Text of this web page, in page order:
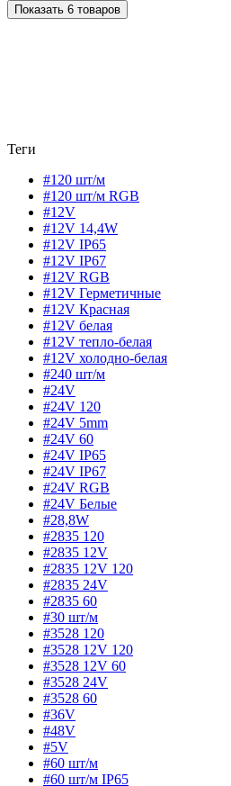
Показать 6 товаров
Теги
#120 шт/м
#120 шт/м RGB
#12V
#12V 14,4W
#12V IP65
#12V IP67
#12V RGB
#12V Герметичные
#12V Красная
#12V белая
#12V тепло-белая
#12V холодно-белая
#240 шт/м
#24V
#24V 120
#24V 5mm
#24V 60
#24V IP65
#24V IP67
#24V RGB
#24V Белые
#28,8W
#2835 120
#2835 12V
#2835 12V 120
#2835 24V
#2835 60
#30 шт/м
#3528 120
#3528 12V 120
#3528 12V 60
#3528 24V
#3528 60
#36V
#48V
#5V
#60 шт/м
#60 шт/м IP65